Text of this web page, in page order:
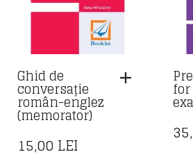
Ghid de
conversație
român-englez
(memorator)
15,00 LEI
for